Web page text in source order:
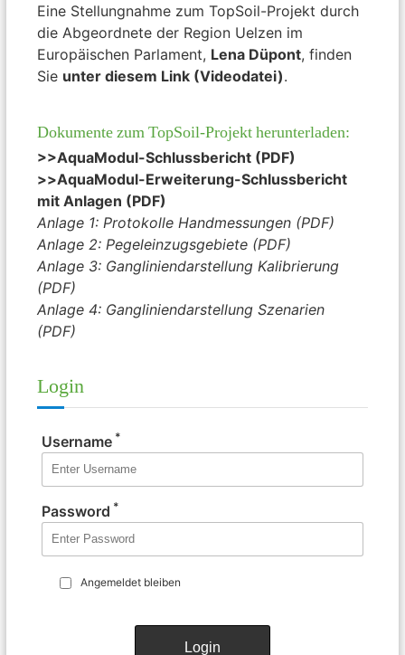
Eine Stellungnahme zum TopSoil-Projekt durch
die Abgeordnete der Region Uelzen im
Europäischen Parlament, Lena Düpont, finden
Sie unter diesem Link (Videodatei).
Dokumente zum TopSoil-Projekt herunterladen:
>>AquaModul-Schlussbericht (PDF)
>>AquaModul-Erweiterung-Schlussbericht
mit Anlagen (PDF)
Anlage 1: Protokolle Handmessungen (PDF)
Anlage 2: Pegeleinzugsgebiete (PDF)
Anlage 3: Gangliniendarstellung Kalibrierung
(PDF)
Anlage 4: Gangliniendarstellung Szenarien
(PDF)
Login
Username *
Password *
Angemeldet bleiben